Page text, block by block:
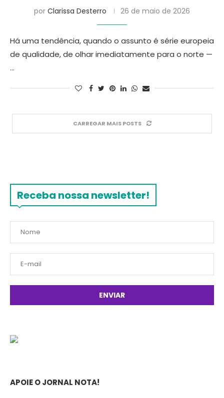
por Clarissa Desterro 26 de maio de 2026
Há uma tendência, quando o assunto é série europeia
de qualidade, de olhar imediatamente para o norte —
…
CARREGAR MAIS POSTS
Receba nossa newsletter!
APOIE O JORNAL NOTA!